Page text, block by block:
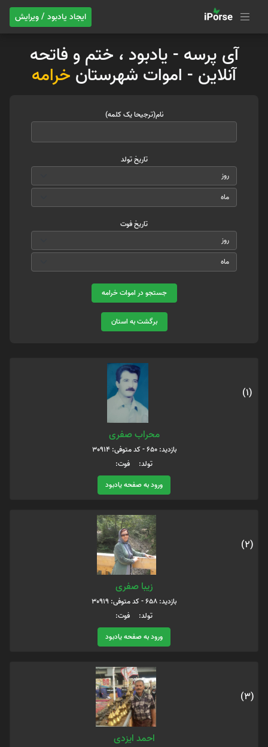
ایجاد یادبود / ویرایش
آی پرسه - یادبود ، ختم و فاتحه
آنلاین - اموات شهرستان خرامه
نام(ترجیحا یک کلمه)
تاریخ تولد
تاریخ فوت
جستجو در اموات خرامه
برگشت به استان
(1)
محراب صفری
بازدید: 650 - کد متوفی: 30914
تولد: فوت:
ورود به صفحه یادبود
(2)
زیبا صفری
بازدید: 658 - کد متوفی: 30919
تولد: فوت:
ورود به صفحه یادبود
(3)
احمد ایزدی